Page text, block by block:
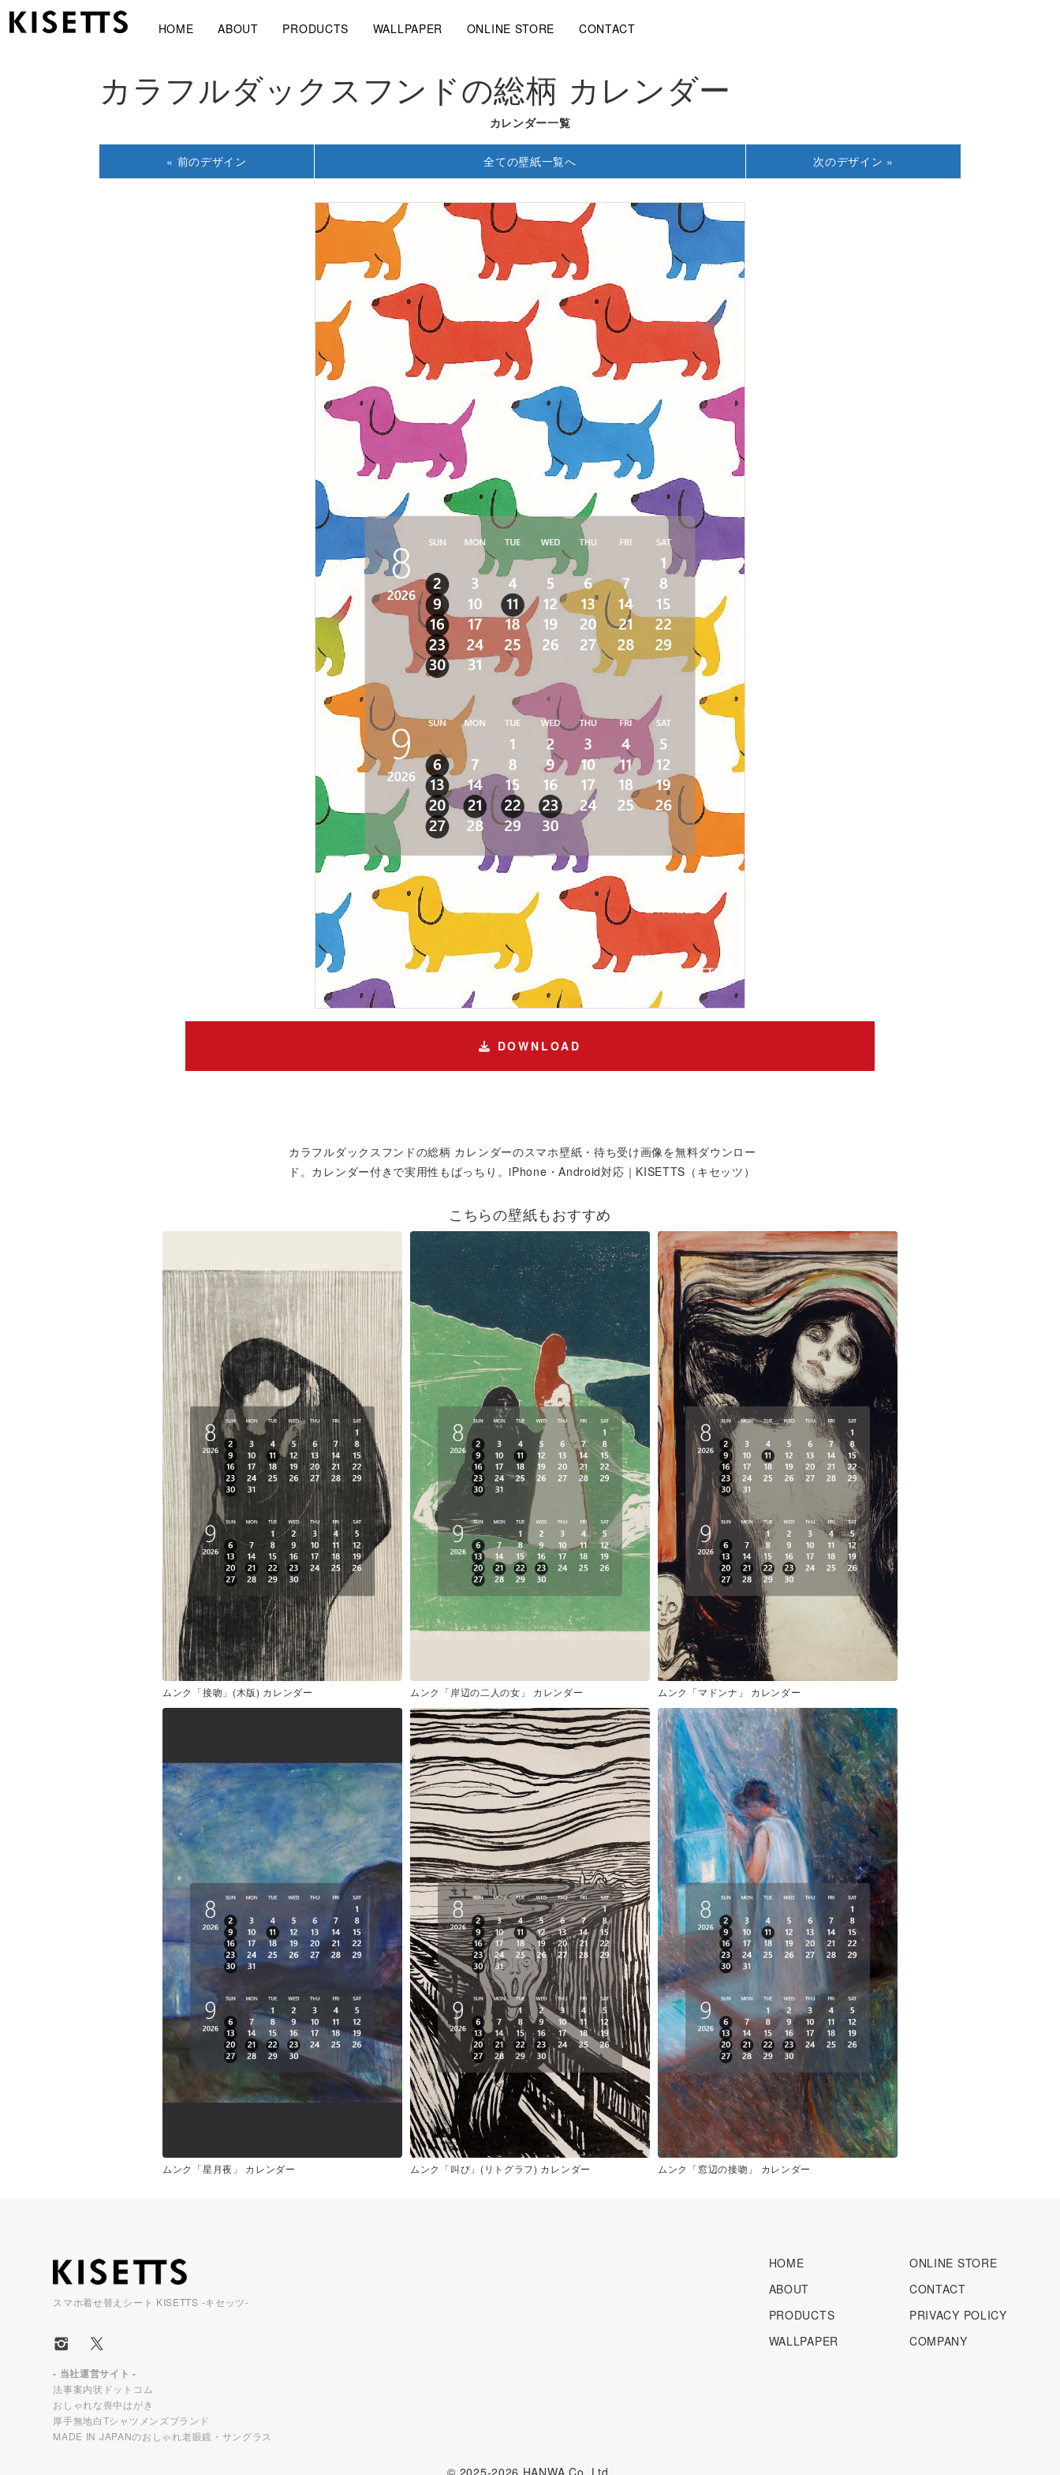
HOME ABOUT PRODUCTS WALLPAPER ONLINE STORE CONTACT
カラフルダックスフンドの総柄 カレンダー
カレンダー一覧
« 前のデザイン 全ての壁紙一覧へ 次のデザイン »
DOWNLOAD
カラフルダックスフンドの総柄 カレンダーのスマホ壁紙・待ち受け画像を無料ダウンロー
ド。カレンダー付きで実用性もばっちり。iPhone・Android対応｜KISETTS（キセッツ）
こちらの壁紙もおすすめ
ムンク「接吻」(木版) カレンダー ムンク「岸辺の二人の女」 カレンダー ムンク「マドンナ」 カレンダー
ムンク「星月夜」 カレンダー ムンク「叫び」(リトグラフ) カレンダー ムンク「窓辺の接吻」 カレンダー
スマホ着せ替えシート KISETTS -キセッツ-
- 当社運営サイト -
法事案内状ドットコム
おしゃれな喪中はがき
厚手無地白Tシャツメンズブランド
MADE IN JAPANのおしゃれ老眼鏡・サングラス
HOME
ABOUT
PRODUCTS
WALLPAPER
ONLINE STORE
CONTACT
PRIVACY POLICY
COMPANY
© 2025-2026 HANWA Co.,Ltd.